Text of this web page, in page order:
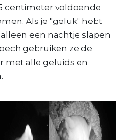
centimeter voldoende
Als je "geluk" hebt
een nachtje slapen
gebruiken ze de
met alle geluids en